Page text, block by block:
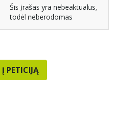
Šis įrašas yra nebeaktualus,
todėl neberodomas
PETICIJĄ